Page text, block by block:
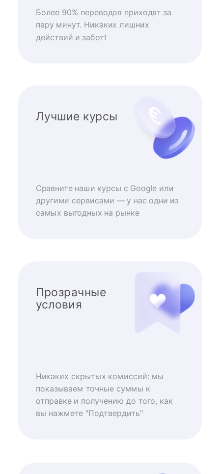
Более 90% переводов приходят за
пару минут. Никаких лишних
действий и забот!
Лучшие курсы
Сравните наши курсы с Google или
другими сервисами — у нас одни из
самых выгодных на рынке
Прозрачные
условия
Никаких скрытых комиссий: мы
показываем точные суммы к
отправке и получению до того, как
вы нажмете "Подтвердить"